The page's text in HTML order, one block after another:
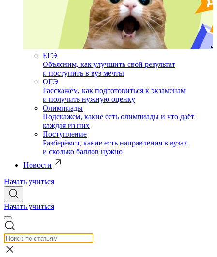
ЕГЭ
Объясним, как улучшить свой результат
и поступить в вуз мечты
ОГЭ
Расскажем, как подготовиться к экзаменам
и получить нужную оценку
Олимпиады
Подскажем, какие есть олимпиады и что даёт
каждая из них
Поступление
Разберёмся, какие есть направления в вузах
и сколько баллов нужно
Новости
Начать учиться
Начать учиться